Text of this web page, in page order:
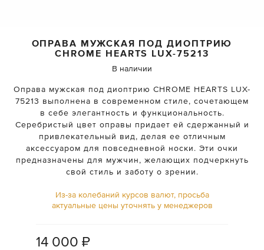
ОПРАВА МУЖСКАЯ ПОД ДИОПТРИЮ
CHROME HEARTS LUX-75213
В наличии
Оправа мужская под диоптрию CHROME HEARTS LUX-
75213 выполнена в современном стиле, сочетающем
в себе элегантность и функциональность.
Серебристый цвет оправы придает ей сдержанный и
привлекательный вид, делая ее отличным
аксессуаром для повседневной носки. Эти очки
предназначены для мужчин, желающих подчеркнуть
свой стиль и заботу о зрении.
Из-за колебаний курсов валют, просьба
актуальные цены уточнять у менеджеров
14 000 ₽